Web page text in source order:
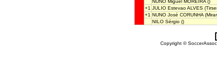
NUNO Miguel MOREIRA ()
+1 JULIO Estevao ALVES
+1 NUNO José CORUNHA
NILO Sérgio ()
Copyright ©